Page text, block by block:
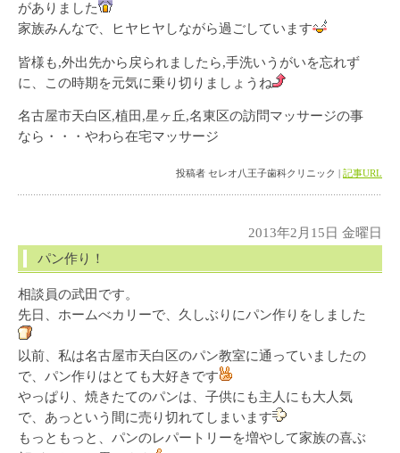
がありました
家族みんなで、ヒヤヒヤしながら過ごしています
皆様も,外出先から戻られましたら,手洗いうがいを忘れず
に、この時期を元気に乗り切りましょうね
名古屋市天白区,植田,星ヶ丘,名東区の訪問マッサージの事
なら・・・やわら在宅マッサージ
投稿者 セレオ八王子歯科クリニック | 記事URL
2013年2月15日 金曜日
パン作り！
相談員の武田です。
先日、ホームべカリーで、久しぶりにパン作りをしました
以前、私は名古屋市天白区のパン教室に通っていましたの
で、パン作りはとても大好きです
やっぱり、焼きたてのパンは、子供にも主人にも大人気
で、あっという間に売り切れてしまいます
もっともっと、パンのレパートリーを増やして家族の喜ぶ